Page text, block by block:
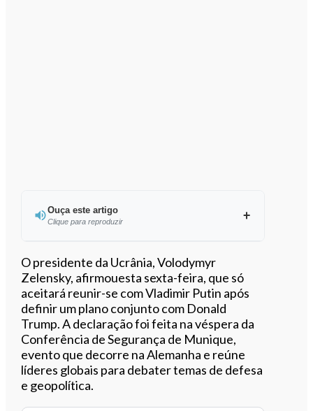
Ouça este artigo
Clique para reproduzir
Ouvir este artigo
O presidente da Ucrânia, Volodymyr
Zelensky, afirmouesta sexta-feira, que só
aceitará reunir-se com Vladimir Putin após
definir um plano conjunto com Donald
Trump. A declaração foi feita na véspera da
Conferência de Segurança de Munique,
evento que decorre na Alemanha e reúne
líderes globais para debater temas de defesa
e geopolítica.